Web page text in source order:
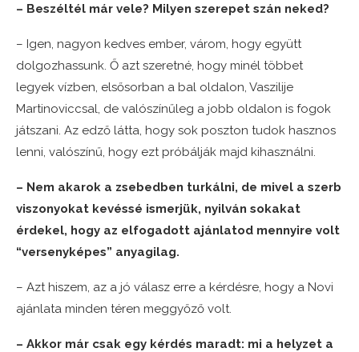
– Beszéltél már vele? Milyen szerepet szán neked?
– Igen, nagyon kedves ember, várom, hogy együtt
dolgozhassunk. Ő azt szeretné, hogy minél többet
legyek vízben, elsősorban a bal oldalon, Vaszilije
Martinoviccsal, de valószínűleg a jobb oldalon is fogok
játszani. Az edző látta, hogy sok poszton tudok hasznos
lenni, valószínű, hogy ezt próbálják majd kihasználni.
– Nem akarok a zsebedben turkálni, de mivel a szerb
viszonyokat kevéssé ismerjük, nyilván sokakat
érdekel, hogy az elfogadott ajánlatod mennyire volt
“versenyképes” anyagilag.
– Azt hiszem, az a jó válasz erre a kérdésre, hogy a Novi
ajánlata minden téren meggyőző volt.
– Akkor már csak egy kérdés maradt: mi a helyzet a